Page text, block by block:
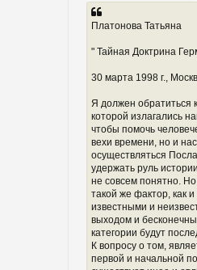
Платонова Татьяна
" Тайная Доктрина
30 марта 1998 г.,
Я должен обратиться
которой излагались
чтобы помочь
вехи времени, но и
осуществляться
удержать руль
не совсем понятно.
такой же фактор, как
известными и
выходом и
категории будут
К вопросу о том,
первой и начальной